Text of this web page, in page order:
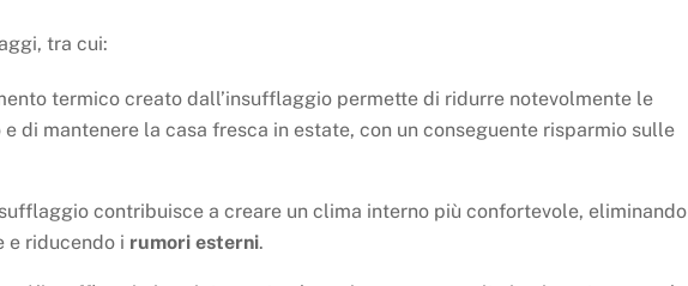
tra cui:
termico creato dall’insufflaggio permette di ridurre notevolmente le
di mantenere la casa fresca in estate, con un conseguente risparmio sulle
contribuisce a creare un clima interno più confortevole, eliminando
e riducendo i rumori esterni.